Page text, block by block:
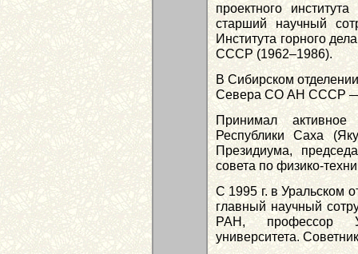
проектного
старший научный
Института горного
СССР (1962–1986).
В Сибирском
Севера СО АН СССР —
Принимал
Республики Саха
Президиума,
совета по физико-
С 1995 г. в Уральском
главный научный
РАН, профессор
университета.